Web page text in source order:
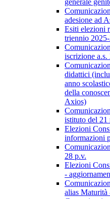
generale
adesione ad
Esiti elezioni
triennio
iscrizione
didattici
anno
della
Axios)
istituto del 21
Elezioni
informazioni
28 p.v.
Elezioni
-
alias Maturità